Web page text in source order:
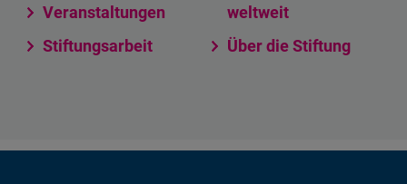
Veranstaltungen
Stiftungsarbeit
weltweit
Über die Stiftung